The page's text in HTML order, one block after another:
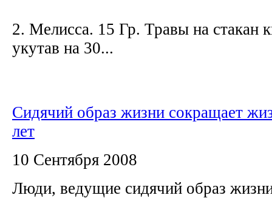
2. Мелисса. 15 Гр. Травы на стакан
укутав на 30...
Сидячий образ жизни сокращает
лет
10 Сентября 2008
Люди, ведущие сидячий образ